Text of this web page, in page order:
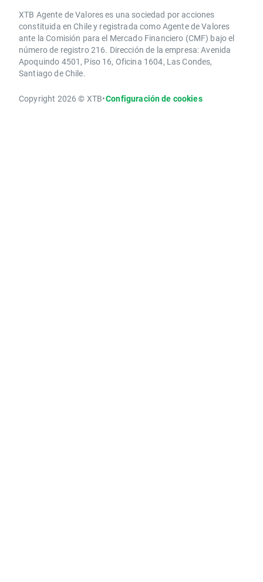
XTB Agente de Valores es una sociedad por acciones
constituida en Chile y registrada como Agente de Valores
ante la Comisión para el Mercado Financiero (CMF) bajo el
número de registro 216. Dirección de la empresa: Avenida
Apoquindo 4501, Piso 16, Oficina 1604, Las Condes,
Santiago de Chile.
Copyright 2026 © XTB•Configuración de cookies